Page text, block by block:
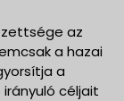
az
a hazai
a
céljait